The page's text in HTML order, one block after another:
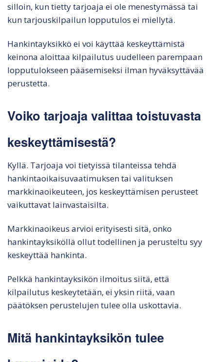
silloin, kun tietty tarjoaja ei ole menestymässä tai
kun tarjouskilpailun lopputulos ei miellytä.
Hankintayksikkö ei voi käyttää keskeyttämistä
keinona aloittaa kilpailutus uudelleen parempaan
lopputulokseen pääsemiseksi ilman hyväksyttävää
perustetta.
Voiko tarjoaja valittaa toistuvasta
keskeyttämisestä?
Kyllä. Tarjoaja voi tietyissä tilanteissa tehdä
hankintaoikaisuvaatimuksen tai valituksen
markkinaoikeuteen, jos keskeyttämisen perusteet
vaikuttavat lainvastaisilta.
Markkinaoikeus arvioi erityisesti sitä, onko
hankintayksiköllä ollut todellinen ja perusteltu syy
keskeyttää hankinta.
Pelkkä hankintayksikön ilmoitus siitä, että
kilpailutus keskeytetään, ei yksin riitä, vaan
päätöksen perustelujen tulee olla uskottavia.
Mitä hankintayksikön tulee